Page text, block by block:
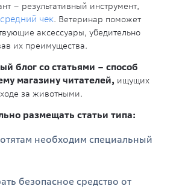
– результативный инструмент,
чек. Ветеринар поможет
аксессуары, убедительно
их преимущества.
блог со статьями – способ
магазину читателей, ищущих
за животными.
размещать статьи типа:
необходим специальный
безопасное средство от